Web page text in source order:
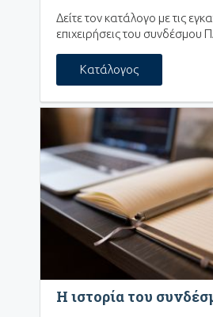
Δείτε τον κατάλογο με τις
επιχειρήσεις του συνδέσμου
Κατάλογος
Η ιστορία του